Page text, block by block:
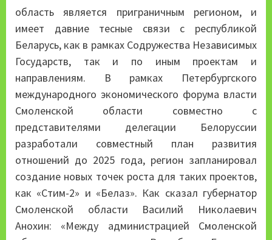
область является приграничным регионом, и
имеет давние тесные связи с республикой
Беларусь, как в рамках Содружества Независимых
Государств, так и по иным проектам и
направлениям. В рамках Петербургского
международного экономического форума власти
Смоленской области совместно с
представителями делегации Белоруссии
разработали совместный план развития
отношений до 2025 года, регион запланировал
создание новых точек роста для таких проектов,
как «Стим-2» и «Белаз». Как сказал губернатор
Смоленской области Василий Николаевич
Анохин: «Между администрацией Смоленской